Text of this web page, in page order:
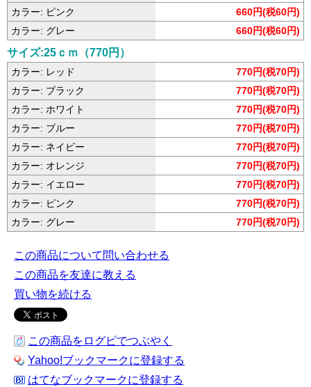
カラー: ピンク
660円(税60円)
カラー: グレー
660円(税60円)
サイズ:25ｃｍ（770円）
カラー: レッド
770円(税70円)
カラー: ブラック
770円(税70円)
カラー: ホワイト
770円(税70円)
カラー: ブルー
770円(税70円)
カラー: ネイビー
770円(税70円)
カラー: オレンジ
770円(税70円)
カラー: イエロー
770円(税70円)
カラー: ピンク
770円(税70円)
カラー: グレー
770円(税70円)
この商品について問い合わせる
この商品を友達に教える
買い物を続ける
この商品をログピでつぶやく
Yahoo!ブックマークに登録する
はてなブックマークに登録する